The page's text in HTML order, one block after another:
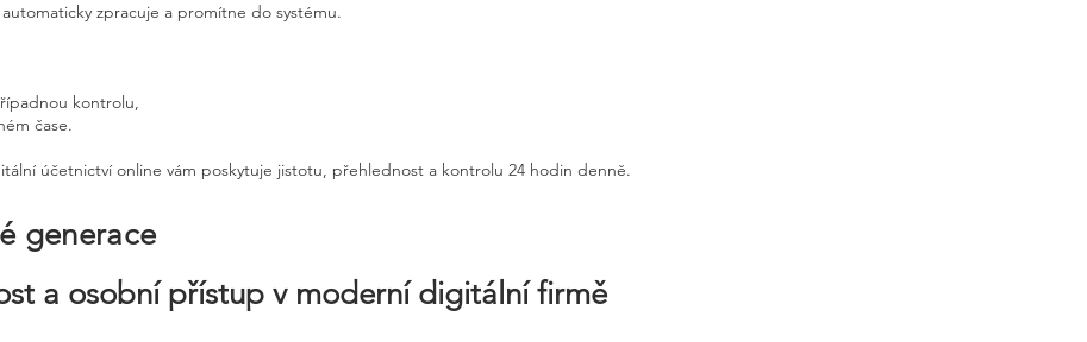
zpracuje a promítne do systému.
kontrolu,
čase.
účetnictví online vám poskytuje jistotu, přehlednost a kontrolu 24 hodin denně.
generace
a osobní přístup v moderní digitální firmě